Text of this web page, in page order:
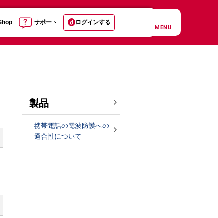
サポート ログインする
MENU
製品
携帯電話の電波防護への
適合性について